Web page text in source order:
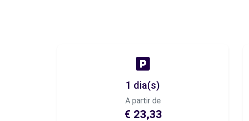
1 dia(s)
A partir de
€ 23,33